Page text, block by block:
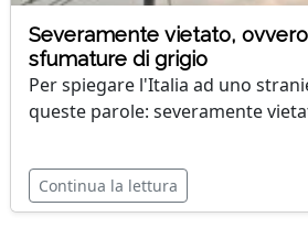
Severamente vietato,
sfumature di grigio
Per spiegare l'Italia ad uno
queste parole: severamente
Continua la lettura